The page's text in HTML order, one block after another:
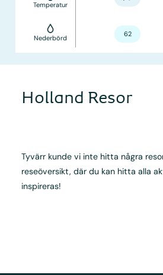
Temperatur
Nederbörd
62
Holland Resor
Tyvärr kunde vi inte hitta några
reseöversikt, där du kan hitta alla
inspireras!